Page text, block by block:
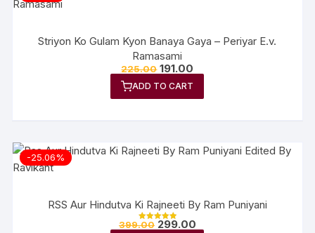
Striyon Ko Gulam Kyon Banaya Gaya – Periyar E.v.
Ramasami
225.00 191.00
ADD TO CART
-25.06%
RSS Aur Hindutva Ki Rajneeti By Ram Puniyani
Rated
399.00 299.00